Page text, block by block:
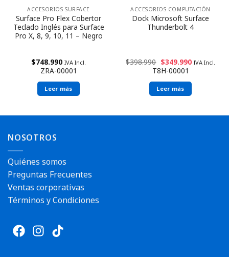
ACCESORIOS SURFACE
Surface Pro Flex Cobertor
Teclado Inglés para Surface
Pro X, 8, 9, 10, 11 – Negro
$748.990 IVA Incl.
ZRA-00001
Leer más
ACCESORIOS COMPUTACIÓN
Dock Microsoft Surface
Thunderbolt 4
$398.990 $349.990 IVA Incl.
T8H-00001
Leer más
NOSOTROS
Quiénes somos
Preguntas Frecuentes
Ventas corporativas
Términos y Condiciones